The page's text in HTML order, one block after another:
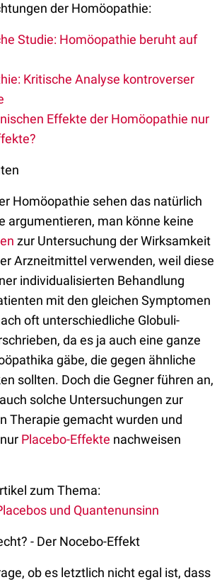
der Homöopathie:
Studie: Homöopathie beruht auf
Kritische Analyse kontroverser
Effekte der Homöopathie nur
Homöopathie sehen das natürlich
argumentieren, man könne keine
zur Untersuchung der Wirksamkeit
Arzneitmittel verwenden, weil diese
individualisierten Behandlung
mit den gleichen Symptomen
oft unterschiedliche Globuli-
da es ja auch eine ganze
gäbe, die gegen ähnliche
sollten. Doch die Gegner führen an,
solche Untersuchungen zur
Therapie gemacht wurden und
Placebo-Effekte nachweisen
zum Thema:
und Quantenunsinn
- Der Nocebo-Effekt
ob es letztlich nicht egal ist, dass